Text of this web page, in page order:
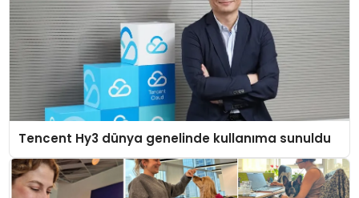
Tencent Hy3 dünya genelinde kullanıma sunuldu